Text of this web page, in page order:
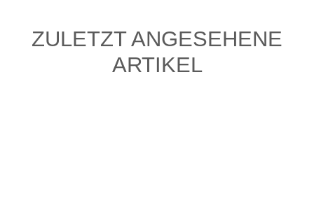
ZULETZT ANGESEHENE
ARTIKEL